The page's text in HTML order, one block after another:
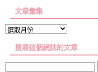
文章彙集
文
彙
搜尋這個網誌的文章